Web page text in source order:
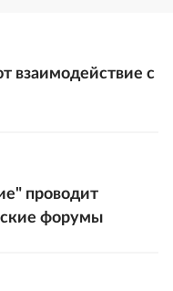
взаимодействие с
проводит
форумы